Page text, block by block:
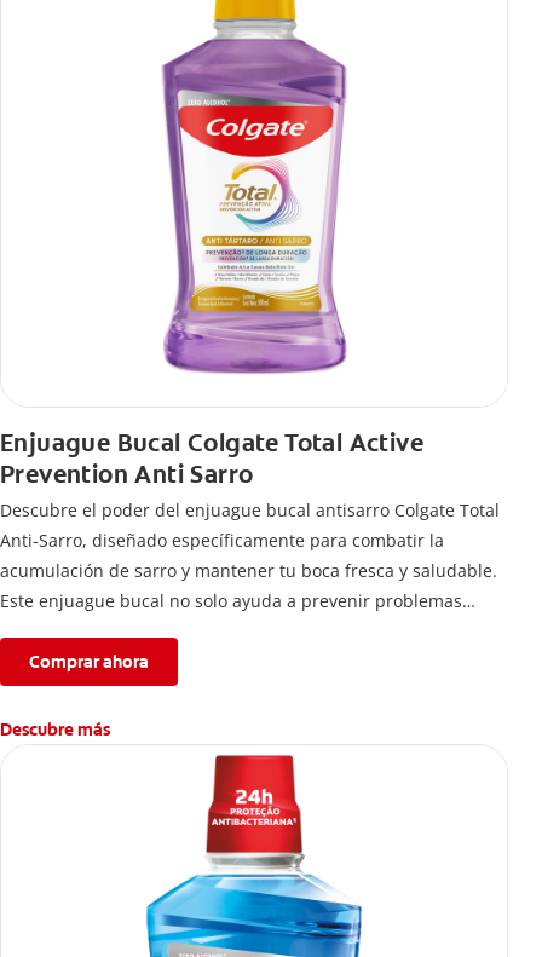
Enjuague Bucal Colgate Total Active
Prevention Anti Sarro
Descubre el poder del enjuague bucal antisarro Colgate Total
Anti-Sarro, diseñado específicamente para combatir la
acumulación de sarro y mantener tu boca fresca y saludable.
Este enjuague bucal no solo ayuda a prevenir problemas
Comprar ahora
Descubre más